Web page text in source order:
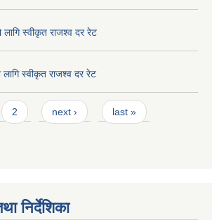
स्वीकृत राजश्व दर रेट
स्वीकृत राजश्व दर रेट
2 next › last »
निर्देशिका